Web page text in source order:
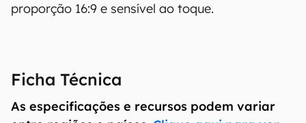
proporção 16:9 e sensível ao toque.
Ficha Técnica
As especificações e recursos podem variar